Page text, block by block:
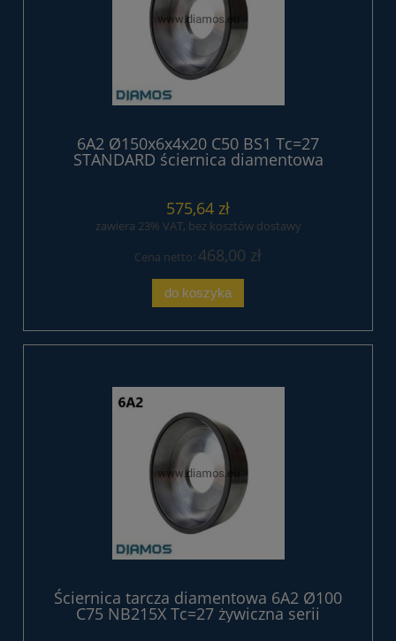
6A2 Ø150x6x4x20 C50 BS1 Tc=27
STANDARD ściernica diamentowa
575,64 zł
zawiera 23% VAT, bez kosztów dostawy
Cena netto: 468,00 zł
do koszyka
Ściernica tarcza diamentowa 6A2 Ø100
C75 NB215X Tc=27 żywiczna serii
EXTREME